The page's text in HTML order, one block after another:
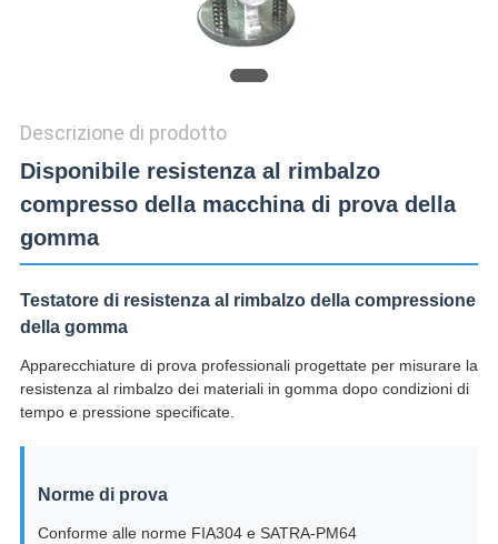
Descrizione di prodotto
Disponibile resistenza al rimbalzo
compresso della macchina di prova della
gomma
Testatore di resistenza al rimbalzo della compressione
della gomma
Apparecchiature di prova professionali progettate per misurare la
resistenza al rimbalzo dei materiali in gomma dopo condizioni di
tempo e pressione specificate.
Norme di prova
Conforme alle norme FIA304 e SATRA-PM64